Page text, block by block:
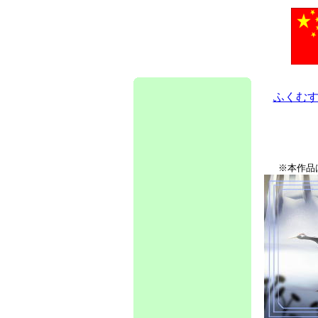
ふくむ
※本作品